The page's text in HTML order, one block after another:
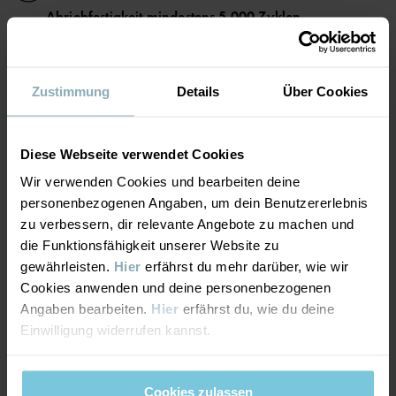
Zustimmung Details Über Cookies
Diese Webseite verwendet Cookies
Wir verwenden Cookies und bearbeiten deine
personenbezogenen Angaben, um dein Benutzererlebnis
zu verbessern, dir relevante Angebote zu machen und
die Funktionsfähigkeit unserer Website zu
gewährleisten. Hier erfährst du mehr darüber, wie wir
Cookies anwenden und deine personenbezogenen
Angaben bearbeiten. Hier erfährst du, wie du deine
Einwilligung widerrufen kannst.
Cookies zulassen
• Atmungsaktivität von mind. 7000 g/m²/24 h
• Abriebfestigkeit mind. 5000 Umdrehungen, Körnung 180, 12
• Vollständig versiegelte Nähte machen das Kleidungsstück
• Winddichtes Material, das vor Wind schützt
• Wasserabweisend dank PFAS-freier Imprägnierung mit BIONIC-
FINISH® ECO
• Hochwertige YKK-Reißverschlüsse
Artikelnummer
60602567
Herstellungsland:China
Fabrik:Hangzhou Hualan Garments Co Ltd
Weiterlesen
Abriebfestigkeit mindestens 5.000 Zyklen
Sehr gute Strapazierfähigkeit. Das Kleidungsstück hält
starker Abnutzung stand und eignet sich für intensive
Atmungsaktivität mindestens 7.000 g/m²/24h
Optimale Atmungsaktivität. Das Kleidungsstück eignet sich
für sehr aktive Spiele.
WINDDICHTIGKEIT 6/6
Winddichte Membran